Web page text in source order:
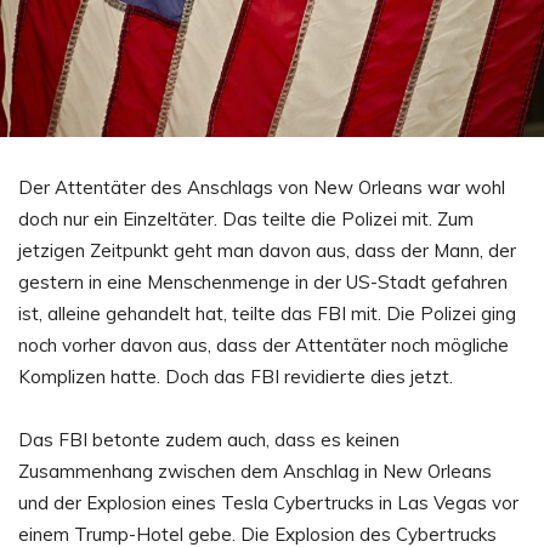
Der Attentäter des Anschlags von New Orleans war wohl
doch nur ein Einzeltäter. Das teilte die Polizei mit. Zum
jetzigen Zeitpunkt geht man davon aus, dass der Mann, der
gestern in eine Menschenmenge in der US-Stadt gefahren
ist, alleine gehandelt hat, teilte das FBI mit. Die Polizei ging
noch vorher davon aus, dass der Attentäter noch mögliche
Komplizen hatte. Doch das FBI revidierte dies jetzt.
Das FBI betonte zudem auch, dass es keinen
Zusammenhang zwischen dem Anschlag in New Orleans
und der Explosion eines Tesla Cybertrucks in Las Vegas vor
einem Trump-Hotel gebe. Die Explosion des Cybertrucks